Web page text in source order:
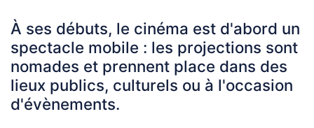
À ses débuts, le cinéma est d'abord un
spectacle mobile : les projections sont
nomades et prennent place dans des
lieux publics, culturels ou à l'occasion
d'évènements.